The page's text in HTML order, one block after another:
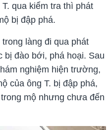
qua kiểm tra thì phát
bị đập phá.
làng đi qua phát
bị đào bới, phá hoại. Sau
nghiệm hiện trường,
của ông T. bị đập phá,
mộ nhưng chưa đến